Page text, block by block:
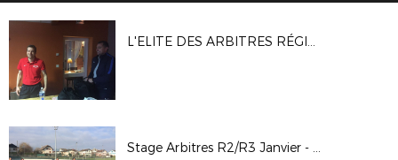
L'ELITE DES ARBITRES RÉGIONAUX PREND DE LA HAUTEUR
Stage Arbitres R2/R3 Janvier - Février 2018